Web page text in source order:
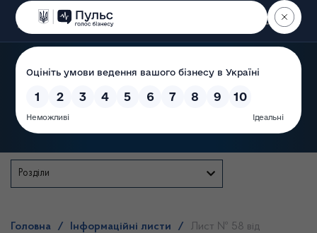
Пошук
Розділи
Головна / Інформаційні листи /
Лист № 58 від